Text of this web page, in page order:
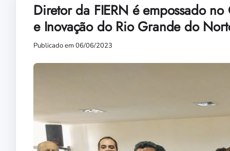
Diretor da FIERN é empossado
e Inovação do Rio Grande do
Publicado em 06/06/2023